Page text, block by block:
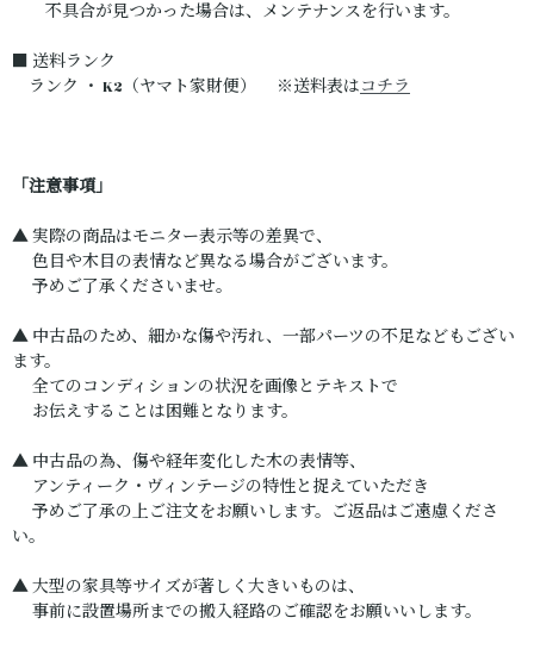
不具合が見つかった場合は、メンテナンスを行います。
■ 送料ランク
ランク ・ K2（ヤマト家財便） ※送料表はコチラ
「注意事項」
▲ 実際の商品はモニター表示等の差異で、
色目や木目の表情など異なる場合がございます。
予めご了承くださいませ。
▲ 中古品のため、細かな傷や汚れ、一部パーツの不足などもござい
ます。
全てのコンディションの状況を画像とテキストで
お伝えすることは困難となります。
▲ 中古品の為、傷や経年変化した木の表情等、
アンティーク・ヴィンテージの特性と捉えていただき
予めご了承の上ご注文をお願いします。ご返品はご遠慮くださ
い。
▲ 大型の家具等サイズが著しく大きいものは、
事前に設置場所までの搬入経路のご確認をお願いいします。